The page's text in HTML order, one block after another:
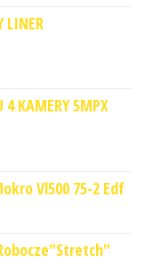
LINER
4 KAMERY 5MPX
Vl500 75-2 Edf